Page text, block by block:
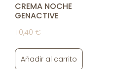
CREMA NOCHE
GENACTIVE
110,40 €
Añadir al carrito